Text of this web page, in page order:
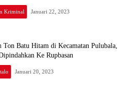
Kriminal Januari 22, 2023
Ton Batu Hitam di Kecamatan Pulubala,
Ke Rupbasan
Januari 20, 2023